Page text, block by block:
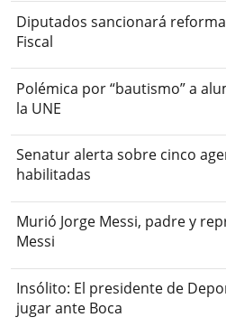
Diputados sancionará
Fiscal
Polémica por “bautismo” a
la UNE
Senatur alerta sobre cinco
habilitadas
Murió Jorge Messi, padre y
Messi
Insólito: El presidente de
jugar ante Boca